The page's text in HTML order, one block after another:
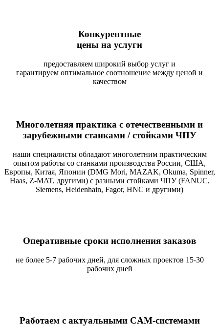
Конкурентные
цены на услуги
предоставляем широкий выбор услуг и
гарантируем оптимальное соотношение между ценой и
качеством
Многолетняя практика с отечественными и
зарубежными станками / стойками ЧПУ
наши специалисты обладают многолетним практическим
опытом работы со станками производства России, США,
Европы, Китая, Японии (DMG Mori, MAZAK, Okuma, Spinner,
Haas, Z-MAT, другими) с разными стойками ЧПУ (FANUC,
Siemens, Heidenhain, Fagor, HNC и другими)
Оперативные сроки исполнения заказов
не более 5-7 рабочих дней, для сложных проектов 15-30
рабочих дней
Работаем с актуальными CAM-системами